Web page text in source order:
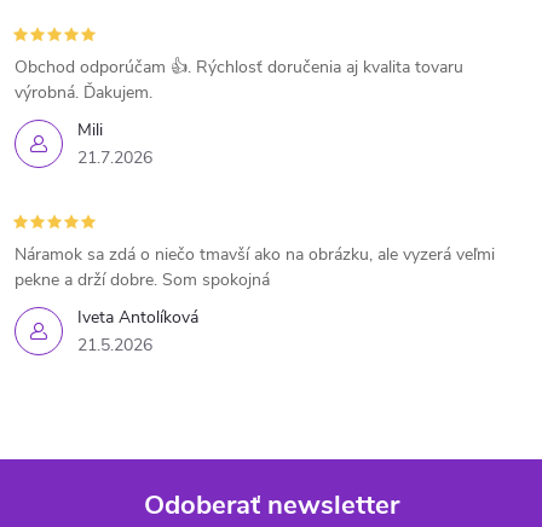
Mili
21.7.2026
Obchod odporúčam 👍. Rýchlosť doručenia aj kvalita tovaru
výrobná. Ďakujem.
Iveta Antolíková
21.5.2026
Náramok sa zdá o niečo tmavší ako na obrázku, ale vyzerá veľmi
pekne a drží dobre. Som spokojná
Odoberať newsletter